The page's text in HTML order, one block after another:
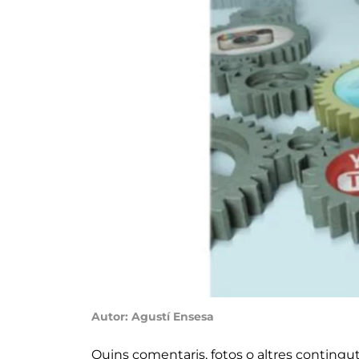
Autor: Agustí Ensesa
Quins comentaris, fotos o altres